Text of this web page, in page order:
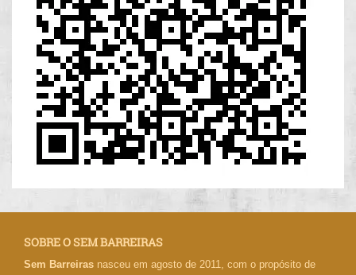
SOBRE O SEM BARREIRAS
Sem Barreiras nasceu em agosto de 2011, com o propósito de